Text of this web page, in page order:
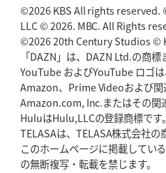
2026年4月30日(木)更新
BR東京、「ユニバーサルデー」の意
ゴール
2026年4月23日(木)更新
元代表ラピース、今季限りで引退「ク
2026年4月16日(木)更新
BL東京「強化拠点」を「共有財産」に
た空間」
©2026 KBS All rights reserved.
LLC © 2026. MBC. All Rights
©2026 20th Century Studios ©
「DAZN」は、DAZN Ltd.の商標
YouTube およびYouTube ロゴは
Amazon、Prime Videoおよび関
Amazon.com, Inc.またはその関
HuluはHulu,LLCの登録商標です。
TELASAは、TELASA株式会社の
このホームページに掲載してい
の無断複写・転載を禁じます。